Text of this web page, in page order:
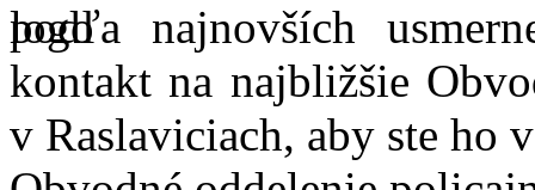
podľa najnovších
kontakt na najbližšie
v Raslaviciach, aby ste ho